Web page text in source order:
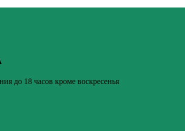
до 18 часов кроме воскресенья